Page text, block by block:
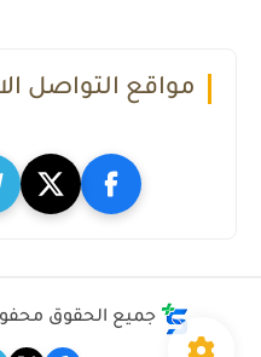
مواقع التواصل
جميع الحقوق